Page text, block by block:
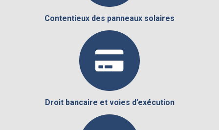
Contentieux des panneaux solaires
Droit bancaire et voies d’exécution